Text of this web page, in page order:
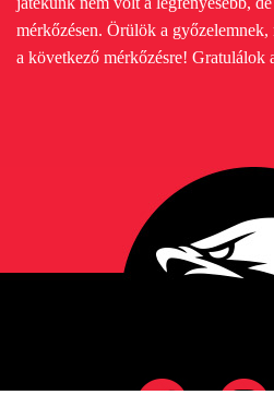
mérkőzésen. Örülök a
a következő mérkőzésre! Gratulálok